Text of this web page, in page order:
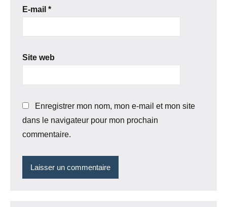
E-mail *
Site web
Enregistrer mon nom, mon e-mail et mon site
dans le navigateur pour mon prochain
commentaire.